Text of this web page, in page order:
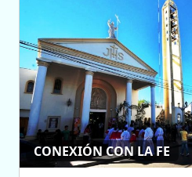
CONEXIÓN CON LA FE